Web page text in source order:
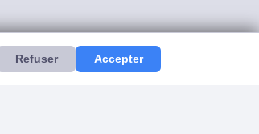
Refuser Accepter